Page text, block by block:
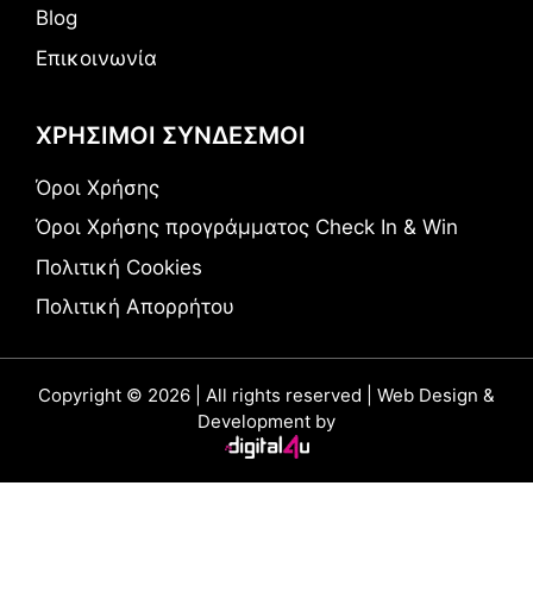
Blog
Επικοινωνία
ΧΡΗΣΙΜΟΙ ΣΥΝΔΕΣΜΟΙ
Όροι Χρήσης
Όροι Χρήσης προγράμματος Check In & Win
Πολιτική Cookies
Πολιτική Απορρήτου
Copyright © 2026 | All rights reserved | Web Design &
Development by